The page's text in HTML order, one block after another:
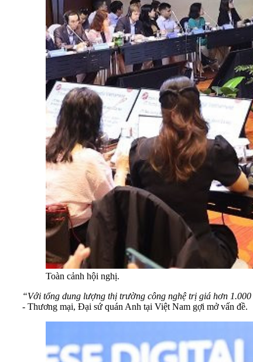
Toàn cảnh hội nghị.
“Với tổng dung lượng thị trường công nghệ trị giá hơn 1.000
- Thương mại, Đại sứ quán Anh tại Việt Nam gợi mở vấn đề.